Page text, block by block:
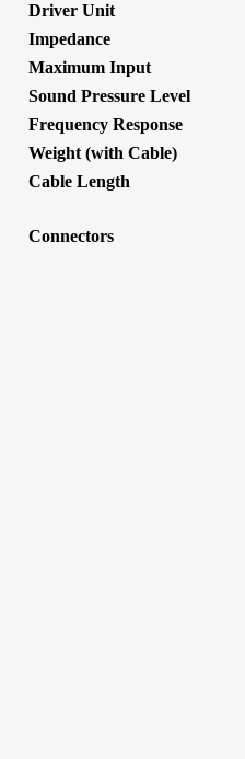
Driver Unit
Impedance
Maximum Input
Sound Pressure Level
Frequency Response
Weight (with Cable)
Cable Length
Connectors